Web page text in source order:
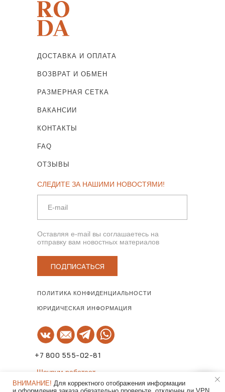
+7 800 555-02-81
ПОЛИТИКА КОНФИДЕНЦИАЛЬНОСТИ
ЮРИДИЧЕСКАЯ ИНФОРМАЦИЯ
РАЗМЕРНАЯ СЕТКА
ДОСТАВКА И ОПЛАТА
КОНТАКТЫ
FAQ
ОТЗЫВЫ
СЛЕДИТЕ ЗА НАШИМИ НОВОСТЯМИ!
Оставляя e-mail вы соглашаетесь на
отправку вам новостных материалов
ПОДПИСАТЬСЯ
ВОЗВРАТ И ОБМЕН
ВАКАНСИИ
Шоурум работает
по предварительной записи!
ВНИМАНИЕ! Для корректного отображения информации